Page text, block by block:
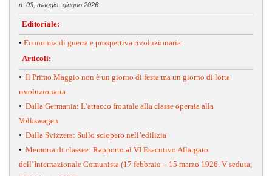
n. 03, maggio- giugno 2026
Editoriale:
• Economia di guerra e prospettiva rivoluzionaria
Articoli:
• Il Primo Maggio non è un giorno di festa ma un giorno di lotta
rivoluzionaria
• Dalla Germania: L’attacco frontale alla classe operaia alla
Volkswagen
• Dalla Svizzera: Sullo sciopero nell’edilizia
• Memoria di classee: Rapporto al VI Esecutivo Allargato
dell’Internazionale Comunista (17 febbraio – 15 marzo 1926. V seduta,